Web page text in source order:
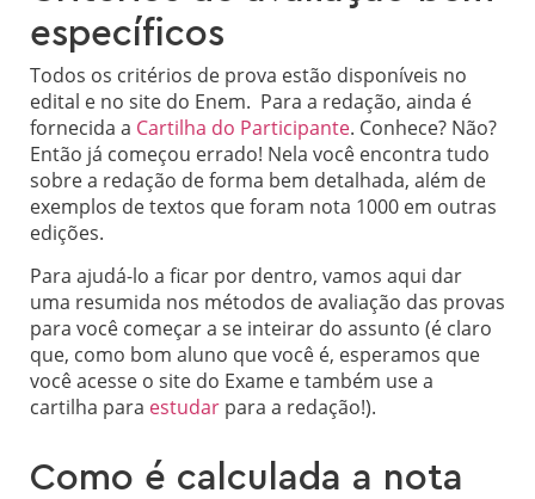
específicos
Todos os critérios de prova estão disponíveis no
edital e no site do Enem. Para a redação, ainda é
fornecida a Cartilha do Participante. Conhece? Não?
Então já começou errado! Nela você encontra tudo
sobre a redação de forma bem detalhada, além de
exemplos de textos que foram nota 1000 em outras
edições.
Para ajudá-lo a ficar por dentro, vamos aqui dar
uma resumida nos métodos de avaliação das provas
para você começar a se inteirar do assunto (é claro
que, como bom aluno que você é, esperamos que
você acesse o site do Exame e também use a
cartilha para estudar para a redação!).
Como é calculada a nota